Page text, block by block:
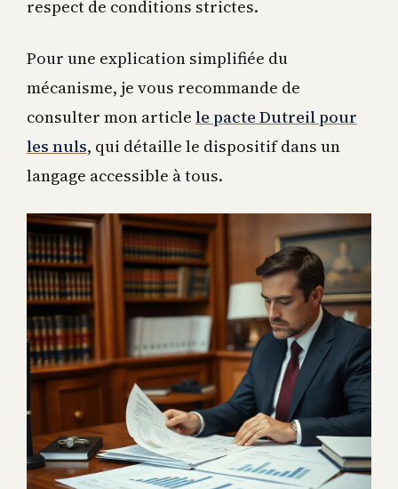
respect de conditions strictes.
Pour une explication simplifiée du
mécanisme, je vous recommande de
consulter mon article le pacte Dutreil pour
les nuls, qui détaille le dispositif dans un
langage accessible à tous.